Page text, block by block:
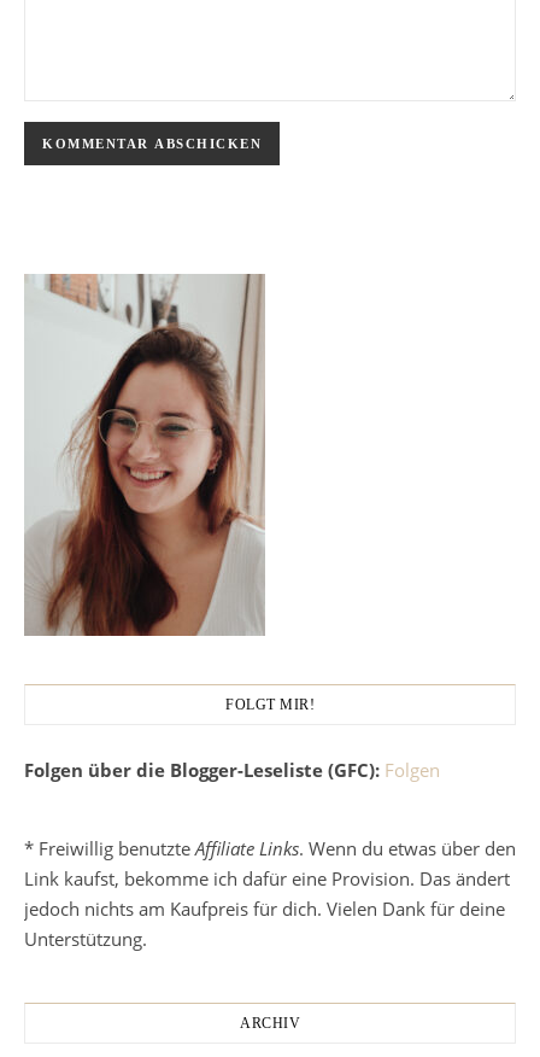
FOLGT MIR!
Folgen über die Blogger-Leseliste (GFC): Folgen
* Freiwillig benutzte Affiliate Links. Wenn du etwas über den
Link kaufst, bekomme ich dafür eine Provision. Das ändert
jedoch nichts am Kaufpreis für dich. Vielen Dank für deine
Unterstützung.
ARCHIV